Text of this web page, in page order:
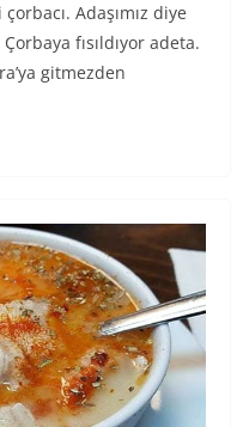
Adaşımız diye
fısıldıyor adeta.
gitmezden